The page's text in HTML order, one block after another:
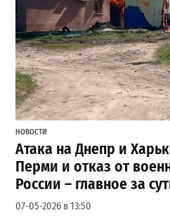
НОВОСТИ
Атака на Днепр и
Перми и отказ от
России – главное за
07-05-2026 в 13:50